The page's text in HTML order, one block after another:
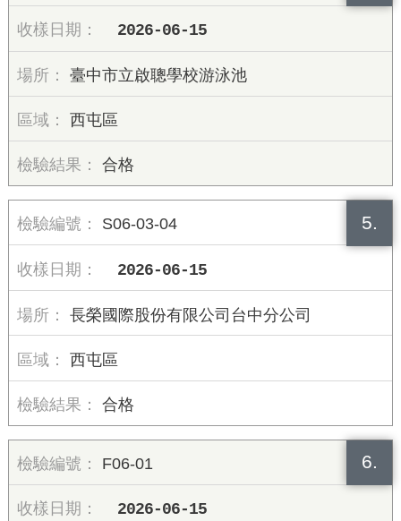
2026-06-15
臺中市立啟聰學校游泳池
西屯區
合格
5.
S06-03-04
2026-06-15
長榮國際股份有限公司台中分公司
西屯區
合格
6.
F06-01
2026-06-15